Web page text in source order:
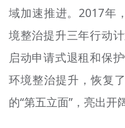
域加速推进。2017年
境整治提升三年行动
启动申请式退租和保
环境整治提升，恢复
的“第五立面”，亮出开